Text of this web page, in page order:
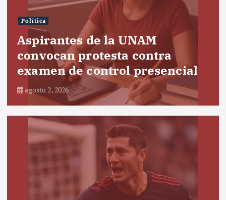
Política
Aspirantes de la UNAM
convocan protesta contra
examen de control presencial
agosto 2, 2026